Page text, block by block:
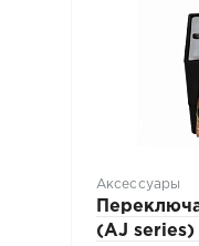
Аксессуары
(AJ